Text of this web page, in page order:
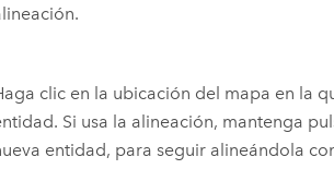
clic en la ubicación del mapa en la
Si usa la alineación, mantenga
entidad, para seguir alineándola